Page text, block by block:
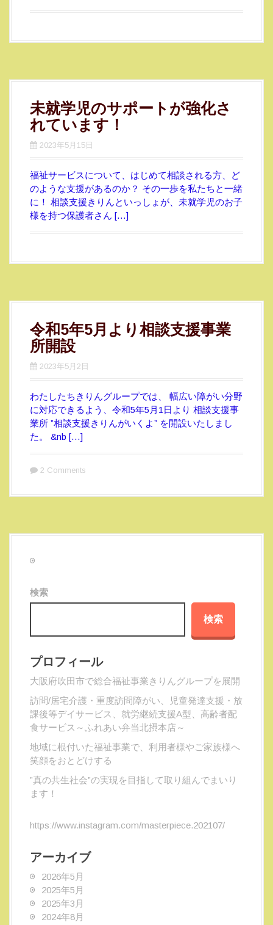
未就学児のサポートが強化さ
れています！
2023年5月15日
福祉サービスについて、はじめて相談される方、ど
のような支援があるのか？ その一歩を私たちと一緒
に！ 相談支援きりんといっしょが、未就学児のお子
様を持つ保護者さん […]
令和5年5月より相談支援事業
所開設
2023年5月2日
わたしたちきりんグループでは、 幅広い障がい分野
に対応できるよう、令和5年5月1日より 相談支援事
業所 ”相談支援きりんがいくよ” を開設いたしまし
た。 &nb […]
2 Comments
検索
検索
プロフィール
大阪府吹田市で総合福祉事業きりんグループを展開
訪問/居宅介護・重度訪問障がい、児童発達支援・放
課後等デイサービス、就労継続支援A型、高齢者配
食サービス～ふれあい弁当北摂本店～
地域に根付いた福祉事業で、利用者様やご家族様へ
笑顔をおとどけする
”真の共生社会”の実現を目指して取り組んでまいり
ます！
https://www.instagram.com/masterpiece.202107/
アーカイブ
2026年5月
2025年5月
2025年3月
2024年8月